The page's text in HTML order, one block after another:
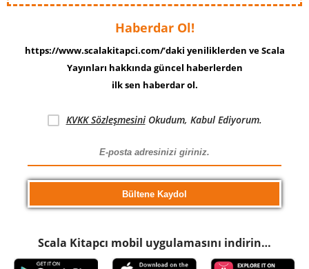
Haberdar Ol!
https://www.scalakitapci.com/’daki yeniliklerden ve Scala
Yayınları hakkında güncel haberlerden
ilk sen haberdar ol.
KVKK SözleşmesiniOkudum, Kabul Ediyorum.
Scala Kitapcı mobil uygulamasını indirin…